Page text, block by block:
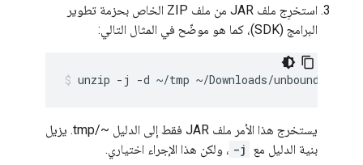
استخرِج ملف JAR من ملف ZIP الخاص بحزمة تطوير
البرامج (SDK)، كما هو موضّح في المثال التالي:
unzip -j -d ~/tmp ~/Downloads/unboundid-
يستخرج هذا الأمر ملف JAR فقط إلى الدليل ~/tmp. يزيل
بنية الدليل مع -j ، ولكن هذا الإجراء اختياري.